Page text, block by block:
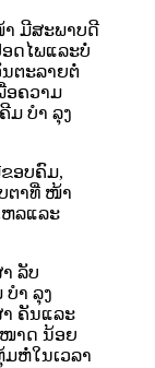
າ ມີສະພາບດີ
ດໄພແລະບໍ່
ຕະລາຍຕໍ່
ອຄວາມ
ມ ບຳ ລຸງ
ອບຄົມ,
ຕາທີ່ ໜ້າ
ຫລແລະ
ລັບ
ຳ ລຸງ
ຳ ຄັນແລະ
າດ ນ້ອຍ
ມຫໍ່ໃນເວລາ